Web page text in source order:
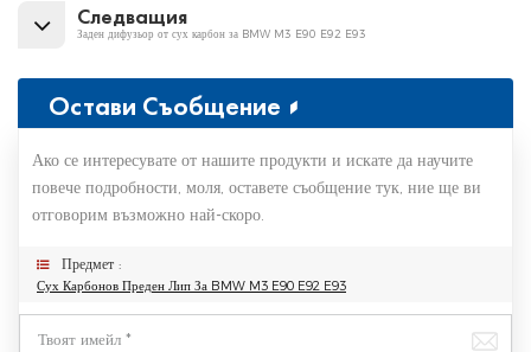
Следващия
Заден дифузьор от сух карбон за BMW M3 E90 E92 E93
Остави Съобщение
Ако се интересувате от нашите продукти и искате да научите
повече подробности, моля, оставете съобщение тук, ние ще ви
отговорим възможно най-скоро.
Предмет :
Сух Карбонов Преден Лип За BMW M3 E90 E92 E93